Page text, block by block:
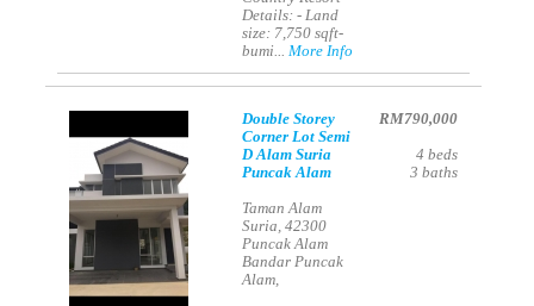
Details: - Land
size: 7,750 sqft-
bumi...More Info
Double Storey
Corner Lot Semi
D Alam Suria
Puncak Alam
Taman Alam
Suria, 42300
Puncak Alam
Bandar Puncak
Alam,
RM790,000
4 beds
3 baths